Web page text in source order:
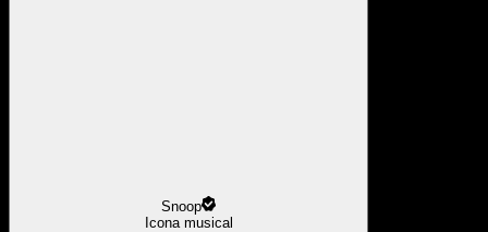
Snoop
Icona musical